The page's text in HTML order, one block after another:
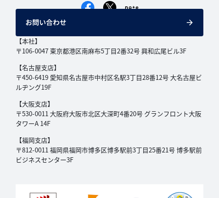
【本社】
〒106-0047 東京都港区南麻布5丁目2番32号興和広尾ビル3F
【名古屋支店】
〒450-6419 愛知県名古屋市中村区名駅3丁目28番12号 大名古屋ビ
ルヂング19F
【大阪支店】
〒530-0011 大阪府大阪市北区大深町4番20号 グランフロント大阪
タワーA 14F
【福岡支店】
〒812-0011 福岡県福岡市博多区博多駅前3丁目25番21号 博多駅前
ビジネスセンター3F
お問い合わせ